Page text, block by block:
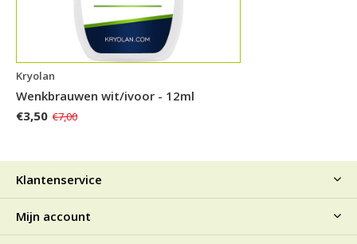
Kryolan
Wenkbrauwen wit/ivoor - 12ml
€3,50 €7,00
Klantenservice
Mijn account